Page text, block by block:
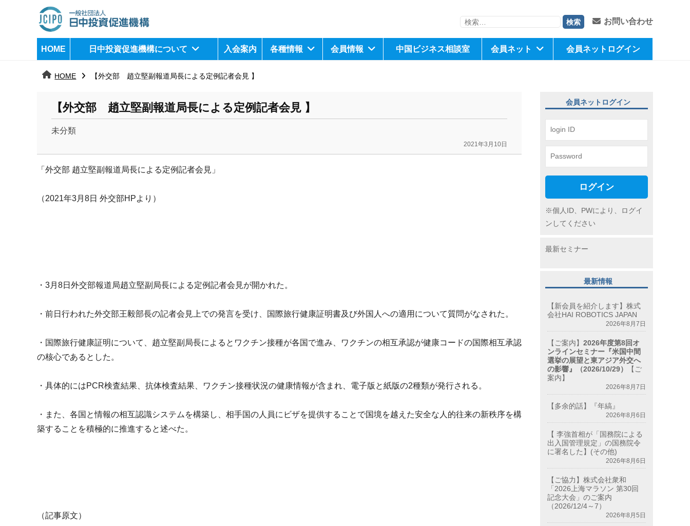
日
中
進
機
構
j
検
お問い合わせ
HOME 日中投資促進機構について 入会案内 各種情報 会員情報 中国ビジネス相談室 会員ネット 会員ネットログイン
HOME 【外交部 趙立堅副報道局長による定例記者会見 】
【外交部 趙立堅副報道局長による定例記者会見 】
未分類
2021年3月10日
k
n
「外交部 趙立堅副報道局長による定例記者会見」
（2021年3月8日 外交部HPより）
・ 3月8日外交部報道局趙立堅副局長による定例記者会見が開かれた 。
・前日行われた外交部王毅部長の記者会見上での発言を受け、 国際旅行健康証明書及び外国人への適用について質問がなされた。
・国際旅行健康証明について、 趙立堅副局長によるとワクチン接種が各国で進み、
ワクチンの相互承認が健康コードの国際相互承認
の核心であるとした。
・具体的にはPCR検査結果、抗体検査結果、 ワクチン接種状況の健康情報が含まれ、 電子版と紙版の2種類が発行される。
・また、各国と情報の相互認識システムを構築し、 相手国の人員にビザを提供することで国境を越えた安全な人的往来の新秩序を構
築することを積極的に推進すると述べた。
（記事原文）
会員ネットログイン
ログイン
※個人ID、PWにより、ログイ
ンしてください
最新セミナー
最新情報
【新会員を紹介します】株式
会社HAI ROBOTICS JAPAN
2026年8月7日
【ご案内】2026年度第8回オ
ンラインセミナー『米国中間
選挙の展望と東アジア外交へ
の影響』（2026/10/29）
【ご
案内】
2026年8月7日
【多余的話】『年縞』
2026年8月6日
【 李強首相が「国務院による
出入国管理規定」の国務院令
に署名した】(その他)
2026年8月6日
【ご協力】株式会社衆和
「2026上海マラソン 第30回
記念大会」のご案内
（2026/12/4～7）
2026年8月5日